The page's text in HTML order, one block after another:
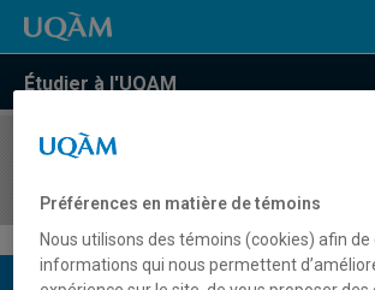
Étudier à l'UQAM
COURS//
Description du cours
Préférences en matière de témoins
Nous utilisons des témoins (cookies) afin de
informations qui nous permettent